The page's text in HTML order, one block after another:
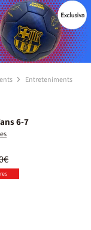
Entreteniments
6-7